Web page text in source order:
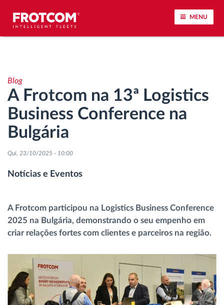
MENU
Análise do estilo de condução
Monitorização dos tempos de condução
Gestão de tarefas
Descarga remota de tacógrafo
Controlo de acesso
Gestão de Combustível
Planeamento e monitorização de rotas
Identificação automática de condutores
Blog
A Frotcom na 13ª Logistics
Business Conference na
Bulgária
Qui, 23/10/2025 - 10:00
Notícias e Eventos
A Frotcom participou na Logistics Business Conference
2025 na Bulgária, demonstrando o seu empenho em
criar relações fortes com clientes e parceiros na região.